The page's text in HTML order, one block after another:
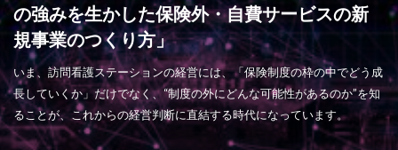
の強みを生かした保険外・自費サービスの新
規事業のつくり方」
いま、訪問看護ステーションの経営には、「保険制度の枠の中でどう成
長していくか」だけでなく、“制度の外にどんな可能性があるのか”を知
ることが、これからの経営判断に直結する時代になっています。